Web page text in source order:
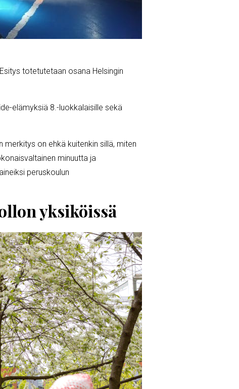
totetutetaan osana Helsingin
elämyksiä 8.-luokkalaisille sekä
on ehkä kuitenkin sillä, miten
minuutta ja
peruskoulun
yksiköissä